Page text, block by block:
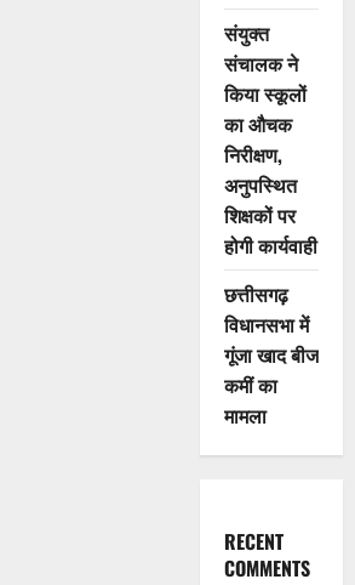
संयुक्त
संचालक ने
किया स्कूलों
का औचक
निरीक्षण,
अनुपस्थित
शिक्षकों पर
होगी कार्यवाही
छत्तीसगढ़
विधानसभा में
गूंजा खाद बीज
कमीं का
मामला
RECENT
COMMENTS